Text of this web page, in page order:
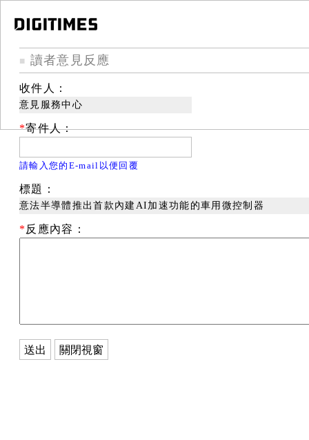
■ 讀者意見反應
收件人：
意見服務中心
*寄件人：
請輸入您的E-mail以便回覆
標題：
意法半導體推出首款內建AI加速功能的車用微控制器
* 反應內容：